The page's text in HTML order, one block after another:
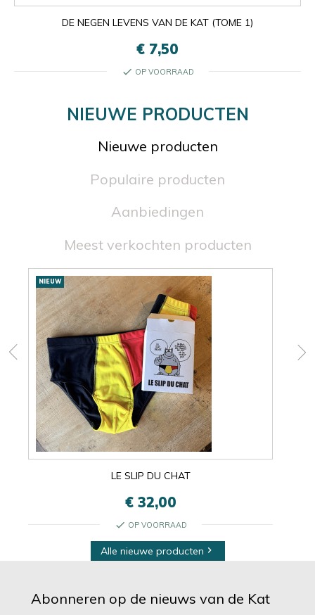
DE NEGEN LEVENS VAN DE KAT (TOME 1)
€ 7,50
check OP VOORRAAD
NIEUWE PRODUCTEN
Nieuwe producten
Populaire producten
Aanbiedingen
Meest verkochten producten
Nieuwe
producten
NIEUW
LE SLIP DU CHAT
€ 32,00
check OP VOORRAAD
Alle nieuwe producten 
Abonneren op de nieuws van de Kat